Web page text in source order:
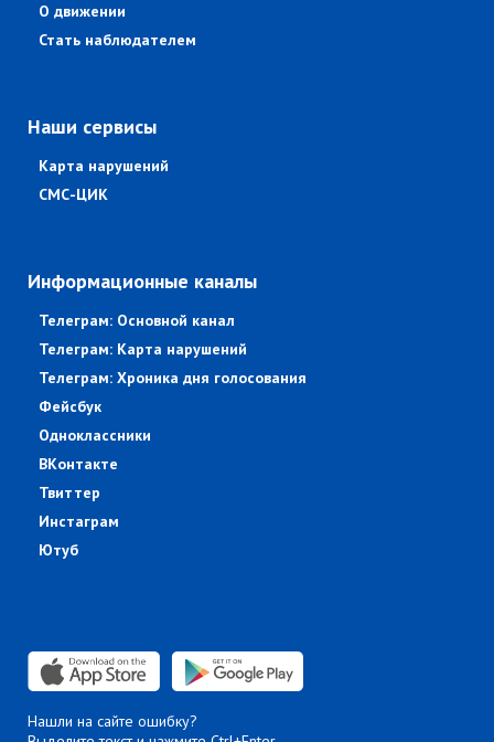
О движении
Стать наблюдателем
Наши сервисы
Карта нарушений
СМС-ЦИК
Информационные каналы
Телеграм: Основной канал
Телеграм: Карта нарушений
Телеграм: Хроника дня голосования
Фейсбук
Одноклассники
ВКонтакте
Твиттер
Инстаграм
Ютуб
Нашли на сайте ошибку?